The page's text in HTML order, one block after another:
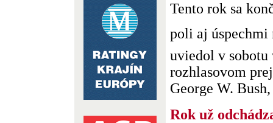
Tento rok sa
poli aj úspechmi
uviedol v
rozhlasovom
George W.
Rok už